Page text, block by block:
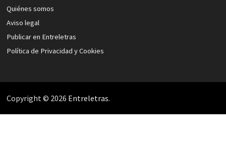
Quiénes somos
Aviso legal
Publicar en Entreletras
Política de Privacidad y Cookies
Copyright © 2026 Entreletras.